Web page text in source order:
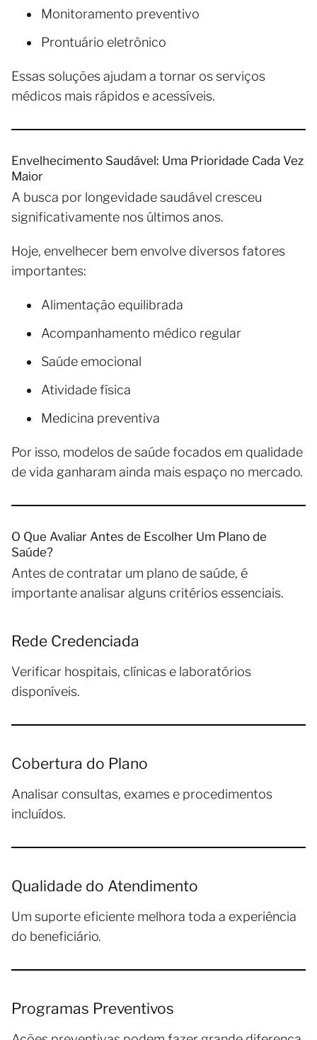
Monitoramento preventivo
Prontuário eletrônico
Essas soluções ajudam a tornar os serviços
médicos mais rápidos e acessíveis.
Envelhecimento Saudável: Uma Prioridade Cada Vez
Maior
A busca por longevidade saudável cresceu
significativamente nos últimos anos.
Hoje, envelhecer bem envolve diversos fatores
importantes:
Alimentação equilibrada
Acompanhamento médico regular
Saúde emocional
Atividade física
Medicina preventiva
Por isso, modelos de saúde focados em qualidade
de vida ganharam ainda mais espaço no mercado.
O Que Avaliar Antes de Escolher Um Plano de
Saúde?
Antes de contratar um plano de saúde, é
importante analisar alguns critérios essenciais.
Rede Credenciada
Verificar hospitais, clínicas e laboratórios
disponíveis.
Cobertura do Plano
Analisar consultas, exames e procedimentos
incluídos.
Qualidade do Atendimento
Um suporte eficiente melhora toda a experiência
do beneficiário.
Programas Preventivos